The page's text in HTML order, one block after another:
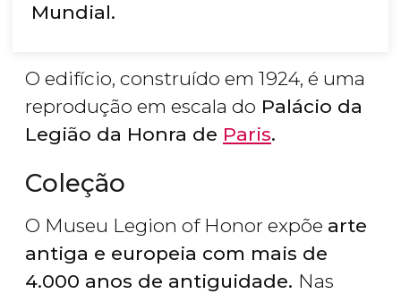
Mundial.
O edifício, construído em 1924, é uma
reprodução em escala do Palácio da
Legião da Honra de Paris.
Coleção
O Museu Legion of Honor expõe arte
antiga e europeia com mais de
4.000 anos de antiguidade. Nas